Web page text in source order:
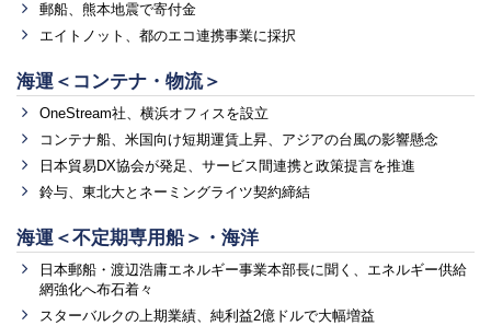
郵船、熊本地震で寄付金
エイトノット、都のエコ連携事業に採択
海運＜コンテナ・物流＞
OneStream社、横浜オフィスを設立
コンテナ船、米国向け短期運賃上昇、アジアの台風の影響懸念
日本貿易DX協会が発足、サービス間連携と政策提言を推進
鈴与、東北大とネーミングライツ契約締結
海運＜不定期専用船＞・海洋
日本郵船・渡辺浩庸エネルギー事業本部長に聞く、エネルギー供給
網強化へ布石着々
スターバルクの上期業績、純利益2億ドルで大幅増益